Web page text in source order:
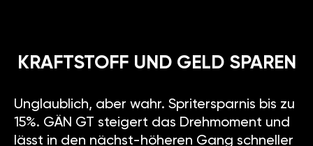
KRAFTSTOFF UND GELD SPAREN
Unglaublich, aber wahr. Spritersparnis bis zu
15%. GÄN GT steigert das Drehmoment und
lässt in den nächst-höheren Gang schneller